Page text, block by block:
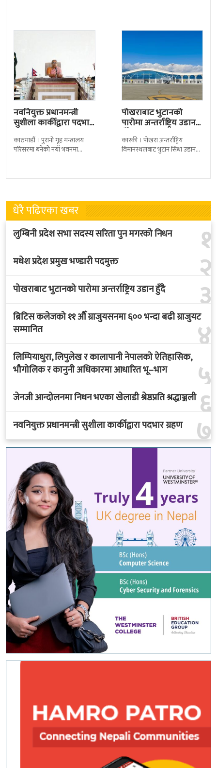
नवनियुक्त प्रधानमन्त्री
सुशीला कार्कीद्वारा पदभार
काठमाडौं । पुरानो गृह मन्त्रालय
परिसरमा बनेको नयाँ भवनमा
नवनियुक्त
पोखराबाट भुटानको
पारोमा अन्तर्राष्ट्रिय उडान
हुँदै
कास्की । पोखरा अन्तर्राष्ट्रिय
विमानस्थलबाट भुटान सिधा उडान
लागेको हो
धेरै पढिएका खबर
१
लुम्बिनी प्रदेश सभा सदस्य सरिता पुन मगरको निधन
२
मधेश प्रदेश प्रमुख भण्डारी पदमुक्त
३
पोखराबाट भुटानको पारोमा अन्तर्राष्ट्रिय उडान हुँदै
४
ब्रिटिस कलेजको ११ औँ ग्राजुयसनमा ६०० भन्दा बढी ग्राजुयट
सम्मानित
५
लिम्पियाधुरा, लिपुलेख र कालापानी नेपालको ऐतिहासिक,
भौगोलिक र कानुनी अधिकारमा आधारित भू–भाग
६
जेनजी आन्दोलनमा निधन भएका खेलाडी श्रेष्ठप्रति श्रद्धाञ्जली
७
नवनियुक्त प्रधानमन्त्री सुशीला कार्कीद्वारा पदभार ग्रहण